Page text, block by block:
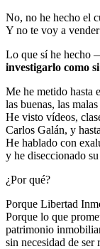
No, no he hecho el
Y no te voy a
Lo que sí he hecho
investigarlo como
Me he metido hasta
las buenas, las
He visto vídeos,
Carlos Galán, y
He hablado con
y he diseccionado
¿Por qué?
Porque Libertad
Porque lo que
patrimonio
sin necesidad de